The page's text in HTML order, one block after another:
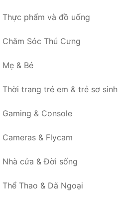
Thực phẩm và đồ uống
Chăm Sóc Thú Cưng
Mẹ & Bé
Thời trang trẻ em & trẻ sơ sinh
Gaming & Console
Cameras & Flycam
Nhà cửa & Đời sống
Thể Thao & Dã Ngoại